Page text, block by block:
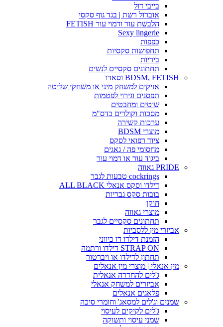
בייבי דול
אוברול רשת | בגד גוף סקסי
הלבשת עור ודמוי עור FETISH
Sexy lingerie
כפפות
תחפושות סקסיות
ביריות
תחתונים סקסיים לנשים
BDSM, FETISH וסאדו
אזיקים למשחק מיני או משחקי שליטה
תפסנים וגירוי לפטמות
שוטים ומחבטים
מסכות וקולרים בדס"מ
ערכות קשירה
מוצרי BDSM
ציוד רפואי לסקס
מחסומי פה / גאגים
ביגוד עור או דמוי עור
PRIDE גאווה
cockrings טבעות לגבר
דילדו וסקס אנאלי ALL BLACK
בובות סקס גבריות
חוקן
מוצרי גאווה
תחתונים סקסיים לגבר
אביזרי מין ללסביות
הזמנת דילדו דו כיווני
STRAP ON דילדו ורתמה
תחתון לדילדו או ויברטור
מין אנאלי | מוצרי מין אנאלים
ג'לים להחדרה אנאלית
אביזרים למשחק אנאלי
פלאגים אנאלים
שמנים וג'לים למסאג' וחומרי סיכה
ג'לים לקיקים לעיסוי
שמני עיסוי ותשוקה